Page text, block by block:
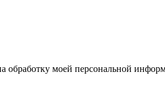
моей персональной